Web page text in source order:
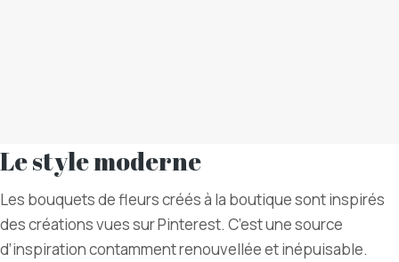
Le style moderne
Les bouquets de fleurs créés à la boutique sont inspirés
des créations vues sur Pinterest. C’est une source
d’inspiration contamment renouvellée et inépuisable.